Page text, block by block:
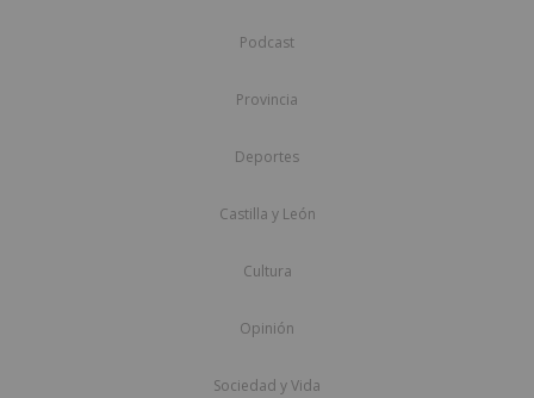
Podcast
Provincia
Deportes
Castilla y León
Cultura
Opinión
Sociedad y Vida